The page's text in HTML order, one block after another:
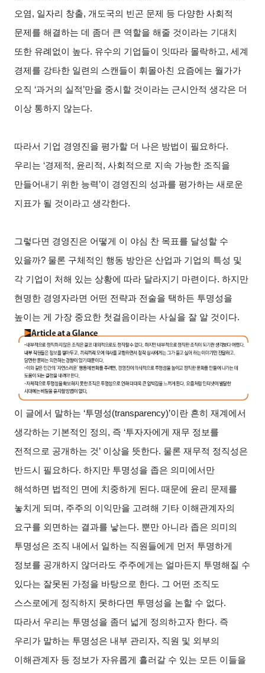
오염, 일자리 창출, 개도국의 빈곤 문제 등 다양한 사회적
문제를 해결하는 데 좀더 큰 역할을 해줄 것이라는 기대치
또한 유례없이 높다. 유수의 기업들이 잇따라 몰락하고, 세계
경제를 강타한 일련의 스캔들이 휘몰아친 요즘에는 월가가
오직 ‘과거의 실적’만을 중시할 것이라는 근시안적 생각은 더
이상 통하지 않는다.
따라서 기업 경영진을 평가할 더 나은 방법이 필요하다.
우리는 ‘경제적, 윤리적, 사회적으로 지속 가능한 조직을
만들어내기 위한 능력’이 경영진의 성과를 평가하는 새로운
지표가 될 것이라고 생각한다.
그렇다면 경영진은 어떻게 이 야심 찬 목표를 달성할 수
있을까? 물론 구체적인 행동 방안은 산업과 기업의 특성 및
각 기업이 처해 있는 상황에 따라 달라지기 마련이다. 하지만
현명한 경영자라면 어떤 전략과 전술을 택하든 투명성을
높이는 게 가장 중요한 첫걸음이라는 사실을 잘 알 것이다.
이 글에서 말하는 ‘투명성(transparency)’이란 흔히 재계에서
생각하는 기본적인 정의, 즉 ‘투자자에게 재무 정보를
전적으로 공개하는 것’ 이상을 뜻한다. 물론 재무적 정직성은
반드시 필요하다. 하지만 투명성을 좁은 의미에서만
해석하면 법적인 면에 치중하게 된다. 때문에 윤리 문제를
놓치게 되며, 주주의 이익만을 고려해 기타 이해관계자의
요구를 외면하는 결과를 낳는다. 뿐만 아니라 좁은 의미의
투명성은 조직 내에서 일하는 직원들에게 먼저 투명하게
정보를 공개하지 않더라도 주주에게는 얼마든지 투명해질 수
있다는 잘못된 가정을 바탕으로 한다. 그 어떤 조직도
스스로에게 정직하지 못하다면 투명성을 논할 수 없다.
따라서 우리는 투명성을 좀더 넓게 정의하고자 한다. 즉
우리가 말하는 투명성은 내부 관리자, 직원 및 외부의
이해관계자 등 정보가 자유롭게 흘러갈 수 있는 모든 이들을